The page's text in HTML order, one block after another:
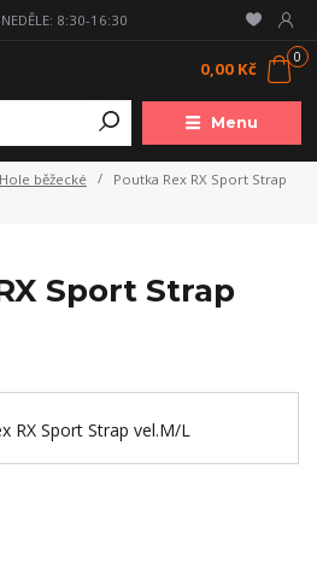
Menu
8:30-16:30
0
0,00 Kč
Hole běžecké
Poutka Rex RX Sport Strap
Sport Strap